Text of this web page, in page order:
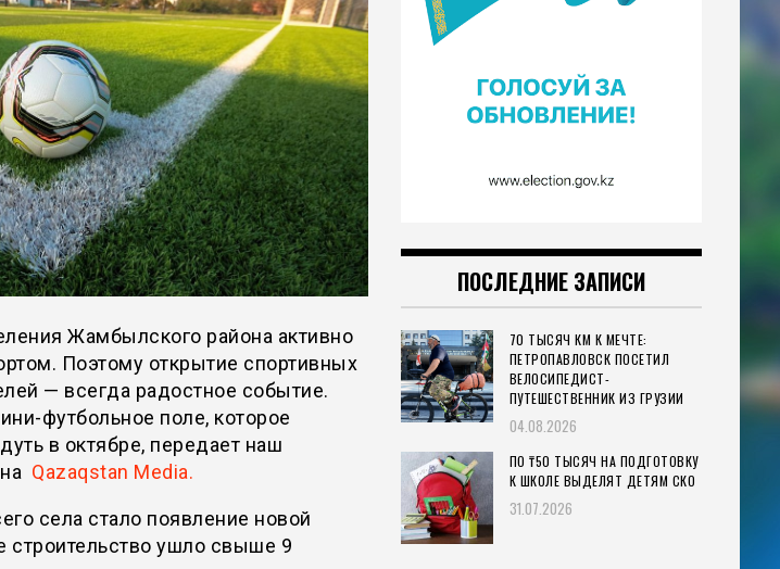
Жамбылского района активно
Поэтому открытие спортивных
— всегда радостное событие.
футбольное поле, которое
в октябре, передает наш
Qazaqstan Media.
села стало появление новой
строительство ушло свыше 9
ПОСЛЕДНИЕ ЗАПИСИ
70 ТЫСЯЧ КМ К МЕЧТЕ:
ПЕТРОПАВЛОВСК ПОСЕТИЛ
ВЕЛОСИПЕДИСТ-
ПУТЕШЕСТВЕННИК ИЗ ГРУЗИИ
04.08.2026
ПО ₸50 ТЫСЯЧ НА ПОДГОТОВКУ
К ШКОЛЕ ВЫДЕЛЯТ ДЕТЯМ СКО
31.07.2026